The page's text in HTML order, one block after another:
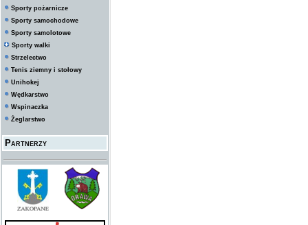
Sporty pożarnicze
Sporty samochodowe
Sporty samolotowe
Sporty walki
Strzelectwo
Tenis ziemny i stołowy
Unihokej
Wędkarstwo
Wspinaczka
Żeglarstwo
Partnerzy